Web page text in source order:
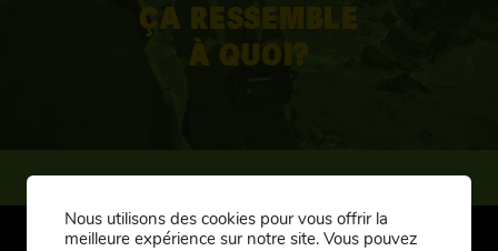
ÇA RESSEMBLE
À QUOI?
Nous utilisons des cookies pour vous offrir la
meilleure expérience sur notre site. Vous pouvez